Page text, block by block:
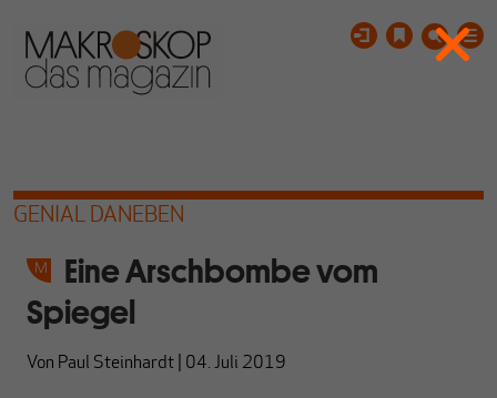
GENIAL DANEBEN
Eine Arschbombe vom
Spiegel
Von Paul Steinhardt 04. Juli 2019